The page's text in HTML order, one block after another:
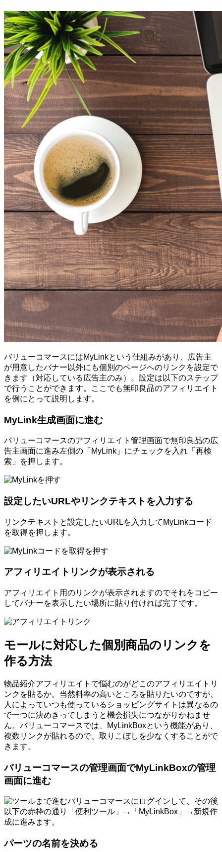
バリューコマースにはMyLinkという仕組みがあり、広告主
が用意したバナー以外にも個別のページへのリンクを設定で
きます（対応している広告主のみ）。設定は以下のステップ
で行うことができます。ここでも無印良品のアフィリエイト
を例にとって説明します。
MyLink生成画面に進む
バリューコマースのアフィリエイト管理画面で無印良品の広
告主画面に進み左側の「MyLink」にチェックを入れ「再検
索」を押します。
設定したいURLやリンクテキストを入力する
リンクテキストと設定したいURLを入力してMyLinkコード
を取得を押します。
アフィリエイトリンクが表示される
アフィリエイト用のリンクが表示されますのでそれをコピー
してバナーを表示したい場所に貼り付ければ完了です。
モールに対応した個別商品のリンクを
作る方法
物品紹介アフィリエイトで悩むのがどこのアフィリエイトリ
ンクを貼るか。当然料率の高いところを貼りたいのですが、
人によっていつも使っているショッピングサイトは異なるの
で一つに決めきってしまうと機会損失につながりかねませ
ん。バリューコマースでは、MyLinkBoxという機能があり、
複数リンクが貼れるので、取りこぼしを少なくすることがで
きます。
バリューコマースの管理画面でMyLinkBoxの管理
画面に進む
バリューコマースにログインして、その後
以下の赤枠の通り「便利ツール」→「MyLinkBox」→新規作
成に進みます。
パーツの名前を決める